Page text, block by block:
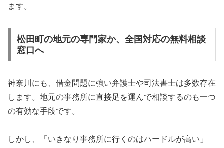
ます。
松田町の地元の専門家か、全国対応の無料相談
窓口へ
神奈川にも、借金問題に強い弁護士や司法書士は多数存在
します。地元の事務所に直接足を運んで相談するのも一つ
の有効な手段です。
しかし、「いきなり事務所に行くのはハードルが高い」